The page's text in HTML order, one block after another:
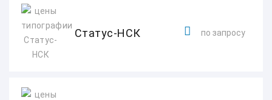
Статус-НСК по запросу